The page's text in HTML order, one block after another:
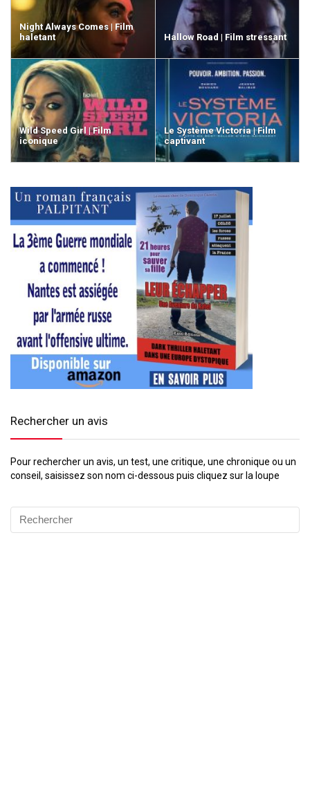
Night Always Comes | Film
haletant
Hallow Road | Film stressant
Wild Speed Girl | Film
iconique
Le Système Victoria | Film
captivant
Rechercher un avis
Pour rechercher un avis, un test, une critique, une chronique ou un
conseil, saisissez son nom ci-dessous puis cliquez sur la loupe